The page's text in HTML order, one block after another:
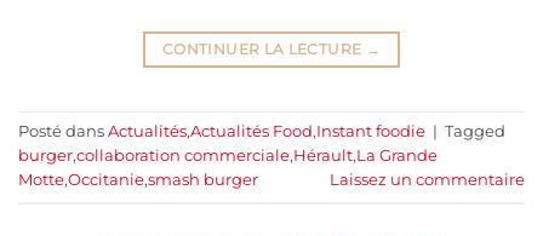
CONTINUER LA LECTURE →
Posté dans Actualités,Actualités Food,Instant foodie | Tagged
burger,collaboration commerciale,Hérault,La Grande
Motte,Occitanie,smash burger Laissez un commentaire